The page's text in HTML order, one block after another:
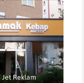
Jet Reklam